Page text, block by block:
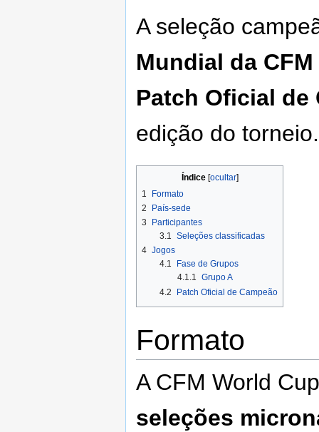
A seleção
Mundial da CFM
Patch Oficial de
edição do torneio.
Índice
1
Formato
2
País-sede
3
Participantes
3.1 Seleções classificadas
4 Jogos
4.1
Fase de Grupos
4.1.1 Grupo A
4.2
Patch Oficial de Campeão
Formato
A CFM World
seleções